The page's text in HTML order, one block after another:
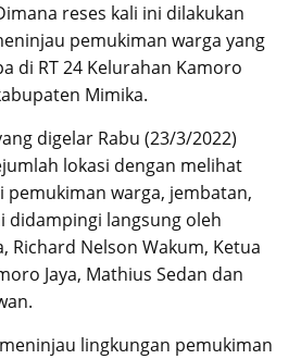
reses kali ini dilakukan
pemukiman warga yang
di RT 24 Kelurahan Kamoro
Mimika.
digelar Rabu (23/3/2022)
lokasi dengan melihat
warga, jembatan,
didampingi langsung oleh
Richard Nelson Wakum, Ketua
Jaya, Mathius Sedan dan
lingkungan pemukiman